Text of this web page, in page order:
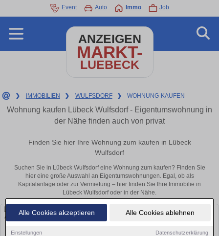
Alle Cookies akzeptieren Alle Cookies ablehnen
Einstellungen Datenschutzerklärung
Event Auto Immo Job
ANZEIGEN
MARKT-
LUEBECK
❯ IMMOBILIEN ❯ WULFSDORF ❯ WOHNUNG-KAUFEN
Wohnung kaufen Lübeck Wulfsdorf - Eigentumswohnung in
der Nähe finden auch von privat
Finden Sie hier Ihre Wohnung zum kaufen in Lübeck
Wulfsdorf
Suchen Sie in Lübeck Wulfsdorf eine Wohnung zum kaufen? Finden Sie
hier eine große Auswahl an Eigentumswohnungen. Egal, ob als
Kapitalanlage oder zur Vermietung – hier finden Sie Ihre Immobilie in
Lübeck Wulfsdorf oder in der Nähe.